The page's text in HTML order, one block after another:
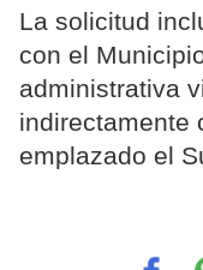
La solicitud
con el
administrativa
indirectamente
emplazado el